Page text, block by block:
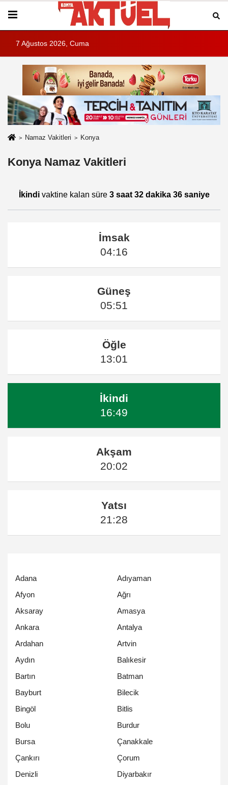
7 Ağustos 2026, Cuma
Namaz Vakitleri Konya
Konya Namaz Vakitleri
İkindivaktine kalan süre 3 saat 32 dakika 36 saniye
İmsak
04:16
Güneş
05:51
Öğle
13:01
İkindi
16:49
Akşam
20:02
Yatsı
21:28
Adana
Adıyaman
Afyon
Ağrı
Aksaray
Amasya
Ankara
Antalya
Ardahan
Artvin
Aydın
Balıkesir
Bartın
Batman
Bayburt
Bilecik
Bingöl
Bitlis
Bolu
Burdur
Bursa
Çanakkale
Çankırı
Çorum
Denizli
Diyarbakır